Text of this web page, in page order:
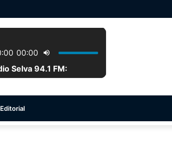
Editorial